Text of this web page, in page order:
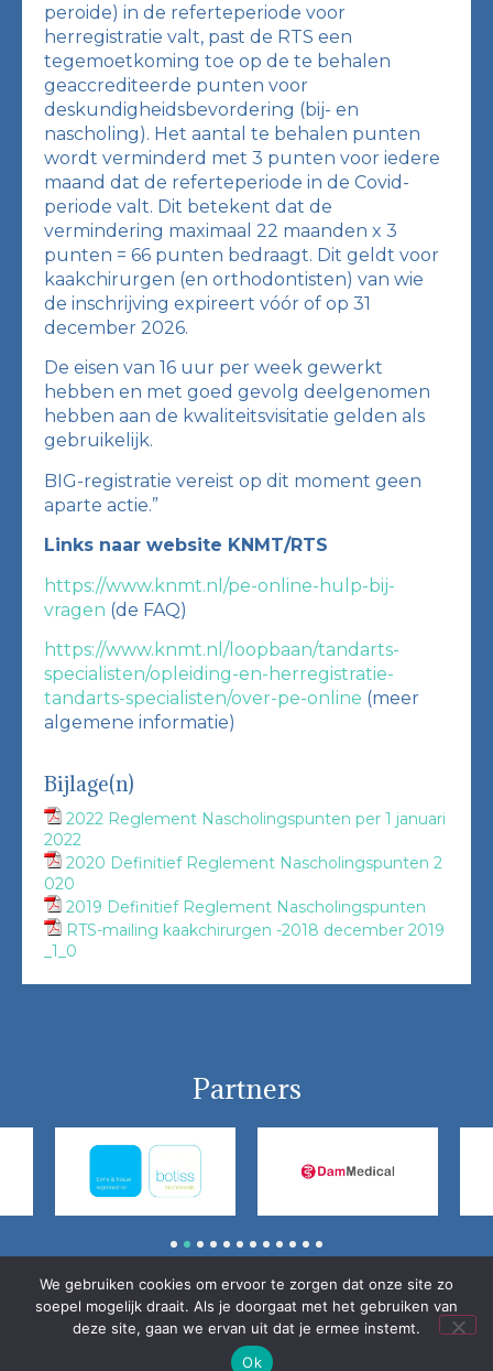
peroide) in de referteperiode voor
herregistratie valt, past de RTS een
tegemoetkoming toe op de te behalen
geaccrediteerde punten voor
deskundigheidsbevordering (bij- en
nascholing). Het aantal te behalen punten
wordt verminderd met 3 punten voor iedere
maand dat de referteperiode in de Covid-
periode valt. Dit betekent dat de
vermindering maximaal 22 maanden x 3
punten = 66 punten bedraagt. Dit geldt voor
kaakchirurgen (en orthodontisten) van wie
de inschrijving expireert vóór of op 31
december 2026.
De eisen van 16 uur per week gewerkt
hebben en met goed gevolg deelgenomen
hebben aan de kwaliteitsvisitatie gelden als
gebruikelijk.
BIG-registratie vereist op dit moment geen
aparte actie.”
Links naar website KNMT/RTS
https://www.knmt.nl/pe-online-hulp-bij-
vragen (de FAQ)
https://www.knmt.nl/loopbaan/tandarts-
specialisten/opleiding-en-herregistratie-
tandarts-specialisten/over-pe-online (meer
algemene informatie)
Bijlage(n)
2022 Reglement Nascholingspunten per 1 januari
2022
2020 Definitief Reglement Nascholingspunten 2
020
2019 Definitief Reglement Nascholingspunten
RTS-mailing kaakchirurgen -2018 december 2019
_1_0
Partners
5 6 7 8 9 1011 12
© Nederlandse Vereniging voor Mondziekten, Kaak- en
Aangezichtschirurgie (NVMKA)
Vrijwaring / Privacy
We gebruiken cookies om ervoor te zorgen dat onze site zo
soepel mogelijk draait. Als je doorgaat met het gebruiken van
deze site, gaan we ervan uit dat je ermee instemt.
Ok